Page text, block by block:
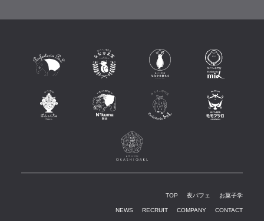
TOP 夜パフェ お菓子学
NEWS RECRUIT COMPANY CONTACT